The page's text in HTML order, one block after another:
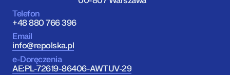
Telefon
+48 880 766 396
Email
info@repolska.pl
e-Doręczenia
AE:PL-72619-86406-AWTUV-29